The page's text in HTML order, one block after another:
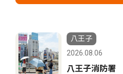
八王子
2026.08.06
八王子消防署